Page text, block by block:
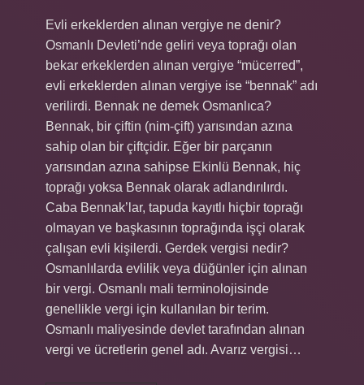
Evli erkeklerden alınan vergiye ne denir?
Osmanlı Devleti’nde geliri veya toprağı olan
bekar erkeklerden alınan vergiye “mücerred”,
evli erkeklerden alınan vergiye ise “bennak” adı
verilirdi. Bennak ne demek Osmanlıca?
Bennak, bir çiftin (nim-çift) yarısından azına
sahip olan bir çiftçidir. Eğer bir parçanın
yarısından azına sahipse Ekinlü Bennak, hiç
toprağı yoksa Bennak olarak adlandırılırdı.
Caba Bennak’lar, tapuda kayıtlı hiçbir toprağı
olmayan ve başkasının toprağında işçi olarak
çalışan evli kişilerdi. Gerdek vergisi nedir?
Osmanlılarda evlilik veya düğünler için alınan
bir vergi. Osmanlı mali terminolojisinde
genellikle vergi için kullanılan bir terim.
Osmanlı maliyesinde devlet tarafından alınan
vergi ve ücretlerin genel adı. Avarız vergisi…